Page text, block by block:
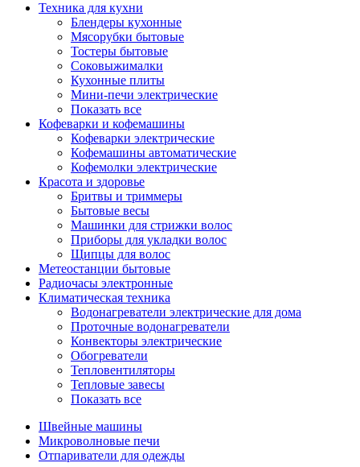
Техника для кухни
Блендеры кухонные
Мясорубки бытовые
Тостеры бытовые
Соковыжималки
Кухонные плиты
Мини-печи электрические
Показать все
Кофеварки и кофемашины
Кофеварки электрические
Кофемашины автоматические
Кофемолки электрические
Красота и здоровье
Бритвы и триммеры
Бытовые весы
Машинки для стрижки волос
Приборы для укладки волос
Щипцы для волос
Метеостанции бытовые
Радиочасы электронные
Климатическая техника
Водонагреватели электрические для дома
Проточные водонагреватели
Конвекторы электрические
Обогреватели
Тепловентиляторы
Тепловые завесы
Показать все
Швейные машины
Микроволновые печи
Отпариватели для одежды